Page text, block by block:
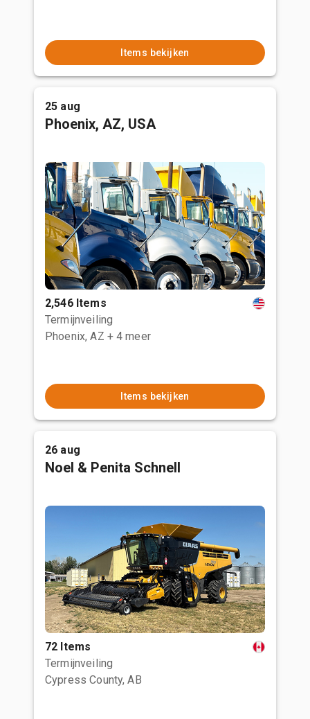
Items bekijken
25 aug
Phoenix, AZ, USA
2,546 Items
Termijnveiling
Phoenix, AZ + 4 meer
Items bekijken
26 aug
Noel & Penita Schnell
72 Items
Termijnveiling
Cypress County, AB